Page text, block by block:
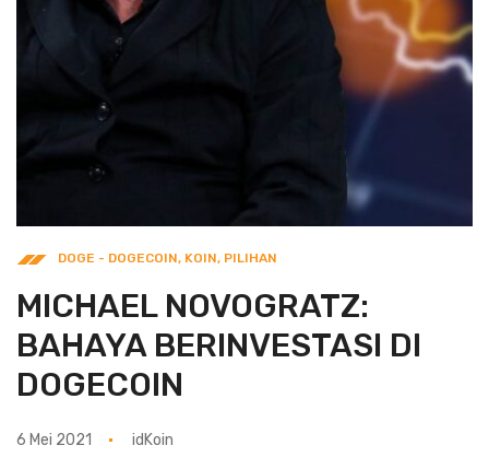
DOGE - DOGECOIN, KOIN, PILIHAN
MICHAEL NOVOGRATZ:
BAHAYA BERINVESTASI DI
DOGECOIN
6 Mei 2021 idKoin